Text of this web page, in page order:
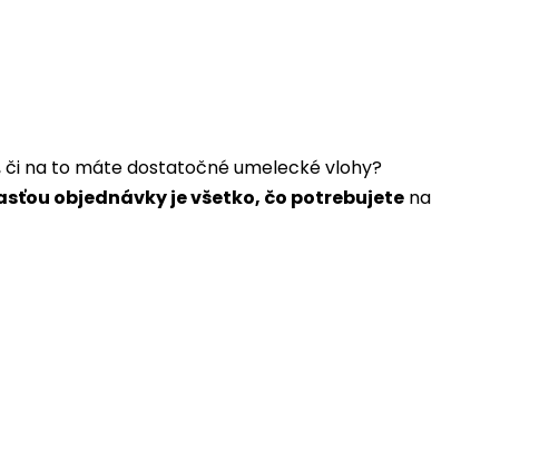
či na to máte dostatočné umelecké vlohy?
objednávky je všetko, čo potrebujete na